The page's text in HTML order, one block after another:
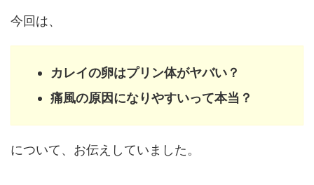
今回は、
カレイの卵はプリン体がヤバい？
痛風の原因になりやすいって本当？
について、お伝えしていました。